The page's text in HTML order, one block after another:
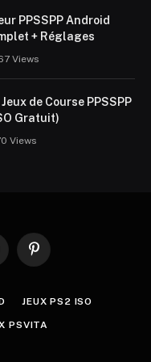
PPSSPP Android
+ Réglages
Views
de Course PPSSPP
Gratuit)
Views
Pinterest
JEUX PS2 ISO
PSVITA